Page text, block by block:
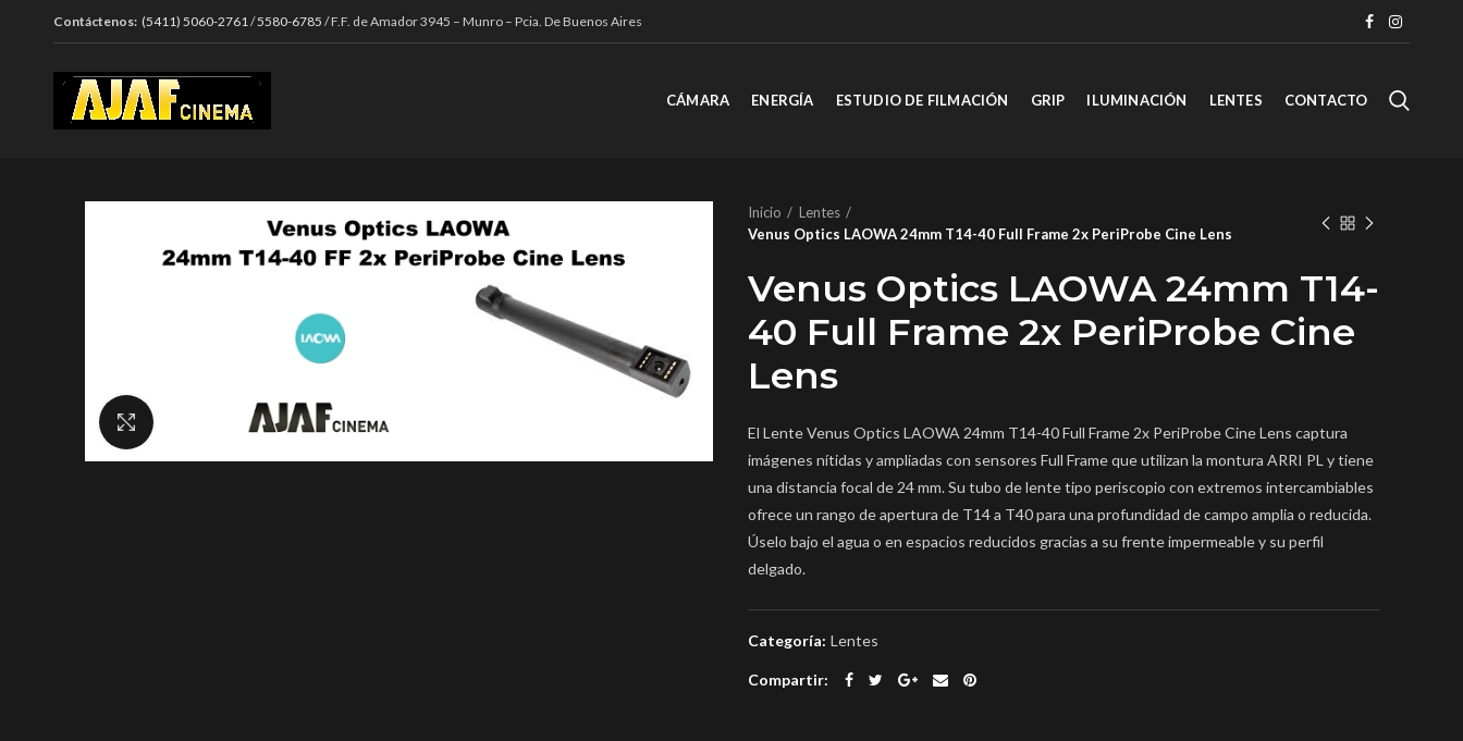
Contáctenos: (5411) 5060-2761 /5580-6785 / F.F. de Amador 3945 – Munro – Pcia. De Buenos Aires
CÁMARA ENERGÍA ESTUDIO DE FILMACIÓN GRIP ILUMINACIÓN LENTES CONTACTO
Click to enlarge
Inicio
Lentes
Venus Optics LAOWA 24mm T14-40 Full Frame 2x PeriProbe Cine Lens
Venus Optics LAOWA 24mm T14-
40 Full Frame 2x PeriProbe Cine
Lens
El Lente Venus Optics LAOWA 24mm T14-40 Full Frame 2x PeriProbe Cine Lens captura
imágenes nítidas y ampliadas con sensores Full Frame que utilizan la montura ARRI PL y tiene
una distancia focal de 24 mm. Su tubo de lente tipo periscopio con extremos intercambiables
ofrece un rango de apertura de T14 a T40 para una profundidad de campo amplia o reducida.
Úselo bajo el agua o en espacios reducidos gracias a su frente impermeable y su perfil
delgado.
Categoría: Lentes
Compartir